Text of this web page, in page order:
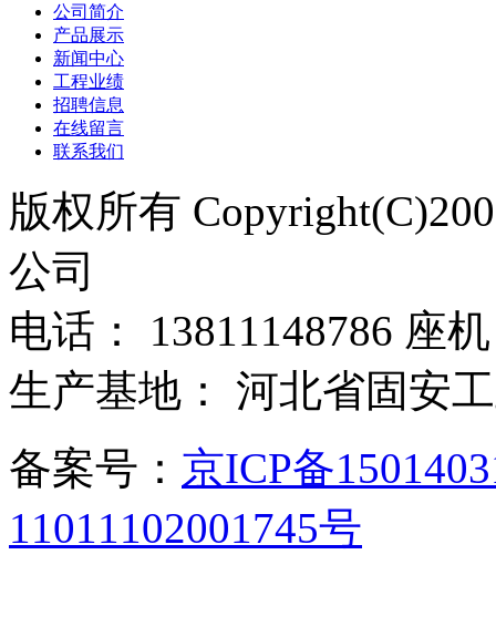
公司简介
产品展示
新闻中心
工程业绩
招聘信息
在线留言
联系我们
版权所有
公司
电话： 13811148786 座
生产基地： 河北省固
备案号： 京ICP备
11011102001745号